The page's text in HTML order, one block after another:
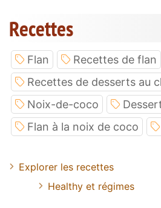
Recettes
Flan Recettes de flan
Recettes de desserts au
Noix-de-coco
Flan à la noix de coco
Explorer les recettes
Healthy et régimes